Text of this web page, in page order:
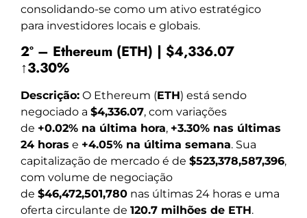
consolidando-se como um ativo estratégico
para investidores locais e globais.
2º – Ethereum (ETH) | $4,336.07
↑3.30%
Descrição: O Ethereum (ETH) está sendo
negociado a $4,336.07, com variações
de +0.02% na última hora, +3.30% nas últimas
24 horas e +4.05% na última semana. Sua
capitalização de mercado é de $523,378,587,396,
com volume de negociação
de $46,472,501,780 nas últimas 24 horas e uma
oferta circulante de 120.7 milhões de ETH.